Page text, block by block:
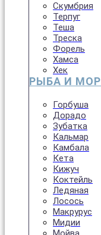
Скумбрия
Терпуг
Теша
Треска
Форель
Хамса
Хек
РЫБА И
Горбуша
Дорадо
Зубатка
Кальмар
Камбала
Кета
Кижуч
Коктейль
Ледяная
Лосось
Макрурус
Мидии